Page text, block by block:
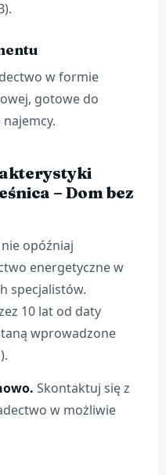
w formie
gotowe do
– Dom bez
opóźniaj
energetyczne w
specjalistów.
10 lat od daty
wprowadzone
Skontaktuj się z
w możliwie